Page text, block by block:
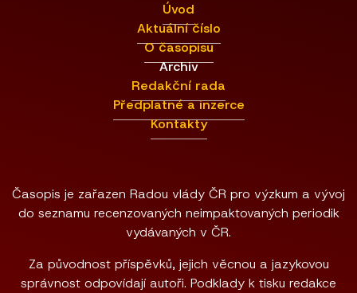
Úvod
Aktuální číslo
O časopisu
Archiv
Redakční rada
Předplatné a inzerce
Kontakty
Časopis je zařazen Radou vlády ČR pro výzkum a vývoj
do seznamu recenzovaných neimpaktovaných periodik
vydávaných v ČR.
Za původnost příspěvků, jejich věcnou a jazykovou
správnost odpovídají autoři. Podklady k tisku redakce